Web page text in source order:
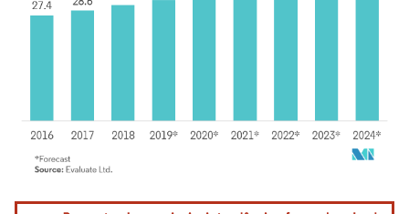
Imagem © Mordor Intelligence. O reuso requer atribuição conforme CC BY 4.0.